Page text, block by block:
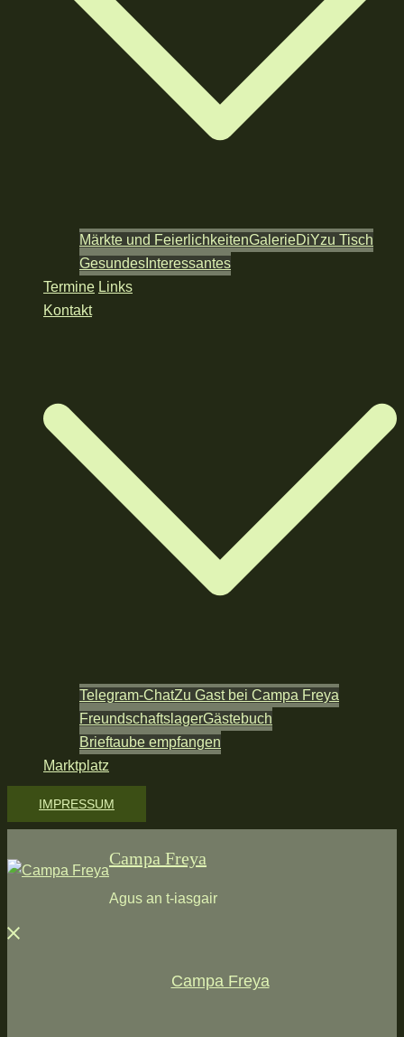
Märkte und FeierlichkeitenGalerieDiYzu Tisch
Gesundes Interessantes
Termine Links
Kontakt
Telegram-ChatZu Gast bei Campa Freya
FreundschaftslagerGästebuch
Brieftaube empfangen
Marktplatz
IMPRESSUM
Campa Freya
Agus an t-iasgair
Menü
Campa Freya